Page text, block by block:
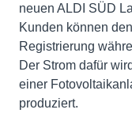
neuen ALDI SÜD
Kunden können
Registrierung
Der Strom dafür
einer
produziert.